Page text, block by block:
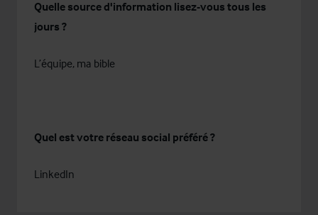
Quelle source d'information lisez-vous tous les
jours ?
L’équipe, ma bible
Quel est votre réseau social préféré ?
LinkedIn